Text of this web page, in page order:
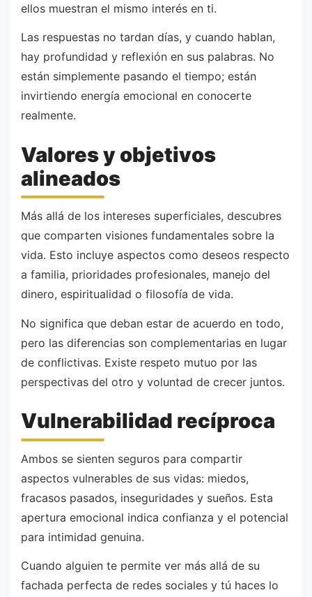
ellos muestran el mismo interés en ti.
Las respuestas no tardan días, y cuando hablan,
hay profundidad y reflexión en sus palabras. No
están simplemente pasando el tiempo; están
invirtiendo energía emocional en conocerte
realmente.
Valores y objetivos
alineados
Más allá de los intereses superficiales, descubres
que comparten visiones fundamentales sobre la
vida. Esto incluye aspectos como deseos respecto
a familia, prioridades profesionales, manejo del
dinero, espiritualidad o filosofía de vida.
No significa que deban estar de acuerdo en todo,
pero las diferencias son complementarias en lugar
de conflictivas. Existe respeto mutuo por las
perspectivas del otro y voluntad de crecer juntos.
Vulnerabilidad recíproca
Ambos se sienten seguros para compartir
aspectos vulnerables de sus vidas: miedos,
fracasos pasados, inseguridades y sueños. Esta
apertura emocional indica confianza y el potencial
para intimidad genuina.
Cuando alguien te permite ver más allá de su
fachada perfecta de redes sociales y tú haces lo